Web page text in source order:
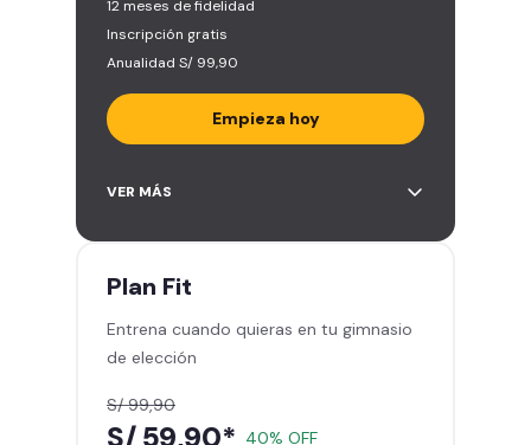
12 meses de fidelidad
Inscripción gratis
Anualidad S/ 99,90
Empieza hoy
Entrena en todos los gimnasios de
(+2.000)
de peso libre e integrado -
Máquinas, pesas, discos y barras
Clases grupales con profesores -
Smart Fit App - Tu plan de
VER MÁS
Plan Fit
Entrena cuando quieras en tu gimnasio
de elección
S/ 99,90
S/ 59,90* 40% OFF